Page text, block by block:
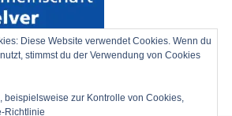
Diese Website verwendet Cookies. Wenn du
stimmst du der Verwendung von Cookies
beispielsweise zur Kontrolle von Cookies,
Richtlinie